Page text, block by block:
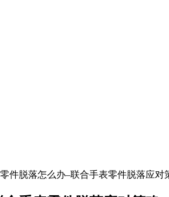
件脱落怎么办–联合手表零件脱落应对